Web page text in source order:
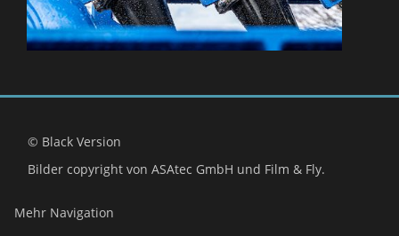
© Black Version
Bilder copyright von ASAtec GmbH und Film & Fly.
Mehr Navigation